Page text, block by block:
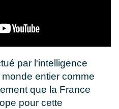
par l'intelligence
entier comme
que la France
pour cette